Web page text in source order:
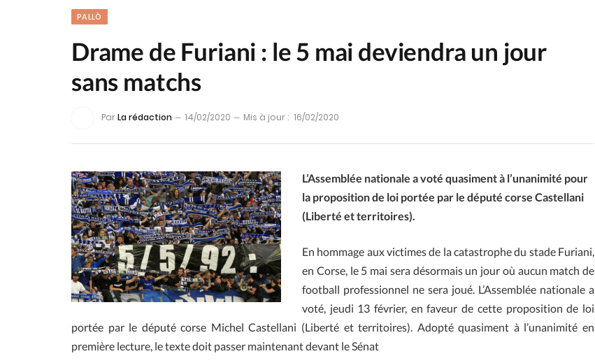
PALLÒ
Drame de Furiani : le 5 mai deviendra un jour
sans matchs
ParLa rédaction 14/02/2020 Mis à jour : 16/02/2020
L’Assemblée nationale a voté quasiment à l’unanimité pour
la proposition de loi portée par le député corse Castellani
(Liberté et territoires).
En hommage aux victimes de la catastrophe du stade Furiani,
en Corse, le 5 mai sera désormais un jour où aucun match de
football professionnel ne sera joué. L’Assemblée nationale a
voté, jeudi 13 février, en faveur de cette proposition de loi
portée par le député corse Michel Castellani (Liberté et territoires). Adopté quasiment à l’unanimité en
première lecture, le texte doit passer maintenant devant le Sénat